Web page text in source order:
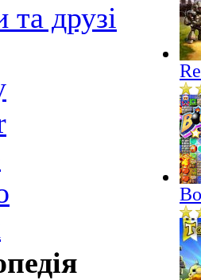
друзі